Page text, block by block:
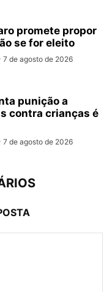
promete propor
se for eleito
7 de agosto de 2026
punição a
contra crianças é
7 de agosto de 2026